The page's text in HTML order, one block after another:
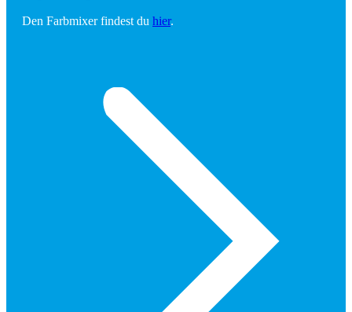
Den Farbmixer findest du hier.